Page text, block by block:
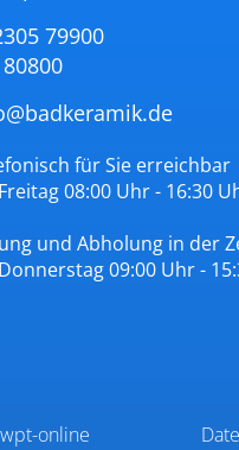
79900
für Sie erreichbar
08:00 Uhr - 16:30
und Abholung in der
09:00 Uhr -
online